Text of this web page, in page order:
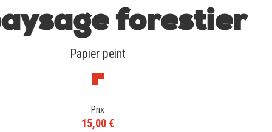
forestier
Papier peint
Prix
15,00 €